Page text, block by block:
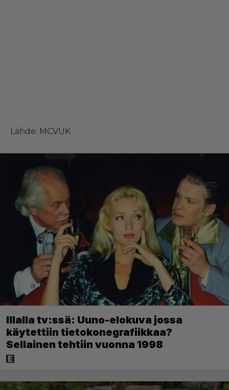
Lähde: MCVUK
Illalla tv:ssä: Uuno-elokuva jossa
käytettiin tietokonegrafiikkaa?
Sellainen tehtiin vuonna 1998